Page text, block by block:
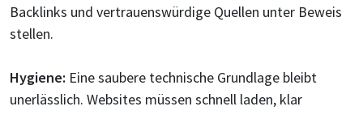
Backlinks und vertrauenswürdige Quellen unter Beweis
stellen.
Hygiene: Eine saubere technische Grundlage bleibt
unerlässlich. Websites müssen schnell laden, klar